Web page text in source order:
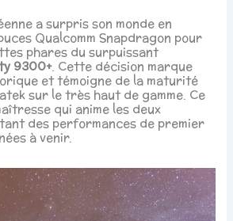
a surpris son monde en
Qualcomm Snapdragon pour
phares du surpuissant
9300+. Cette décision marque
et témoigne de la maturité
sur le très haut de gamme. Ce
qui anime les deux
des performances de premier
à venir.